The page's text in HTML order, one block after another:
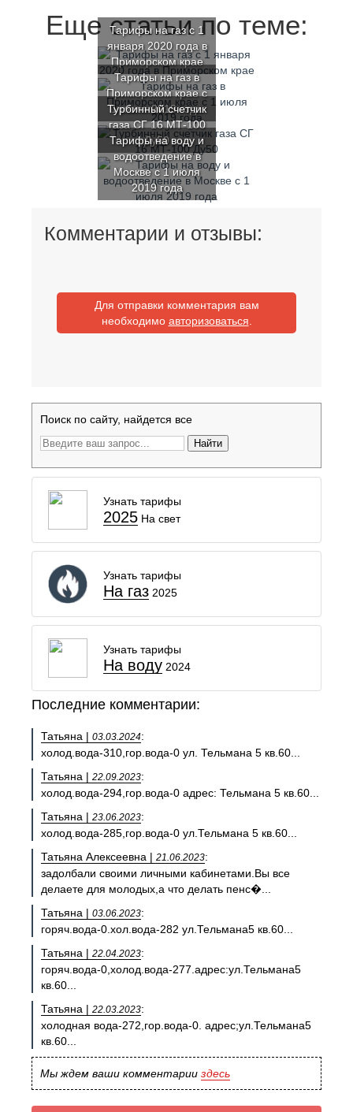
Еще статьи по теме:
Тарифы на газ с 1
января 2020 года в
Приморском крае
Тарифы на газ в
Приморском крае с
1 июля 2019 года
Турбинный счетчик
газа СГ 16 МТ-100
Ду50
Тарифы на воду и
водоотведение в
Москве с 1 июля
2019 года
Комментарии и отзывы:
Для отправки комментария вам
необходимо авторизоваться
Поиск по сайту, найдется все
Найти
Узнать тарифы
2025 На свет
Узнать тарифы
На газ 2025
Узнать тарифы
На воду 2024
Последние комментарии:
Татьяна | 03.03.2024:
холод.вода-310,гор.вода-0 ул. Тельмана 5 кв.60...
Татьяна | 22.09.2023:
холод.вода-294,гор.вода-0 адрес: Тельмана 5 кв.60...
Татьяна | 23.06.2023:
холод.вода-285,гор.вода-0 ул.Тельмана 5 кв.60...
Татьяна Алексеевна | 21.06.2023:
задолбали своими личными кабинетами.Вы все
делаете для молодых,а что делать пенс�...
Татьяна | 03.06.2023:
горяч.вода-0.хол.вода-282 ул.Тельмана5 кв.60...
Татьяна | 22.04.2023:
горяч.вода-0,холод.вода-277.адрес:ул.Тельмана5
кв.60...
Татьяна | 22.03.2023:
холодная вода-272,гор.вода-0. адрес;ул.Тельмана5
кв.60...
Мы ждем ваши комментарии здесь